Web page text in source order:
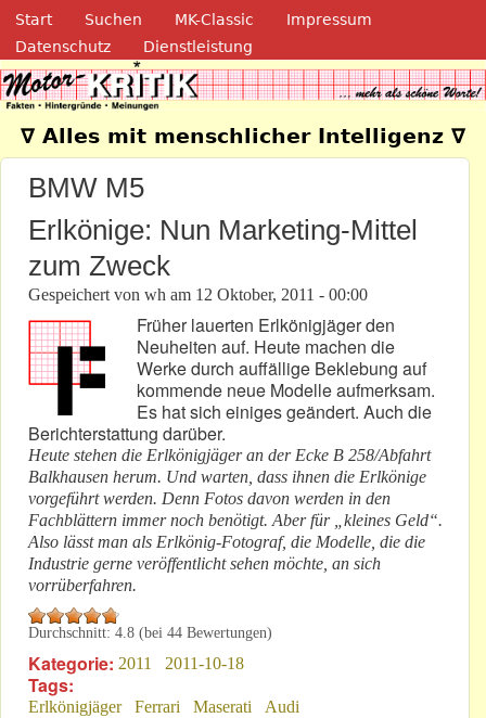
Direkt zum Inhalt
Navigation
Start Suchen MK-Classic
Impressum
Datenschutz
Dienstleistung
Motor-Kritik.de
∇ Alles mit menschlicher Intelligenz ∇
BMW M5
Erlkönige: Nun Marketing-Mittel
zum Zweck
Gespeichert von wh am 12 Oktober, 2011 - 00:00
Früher lauerten Erlkönigjäger den
Neuheiten auf. Heute machen die
Werke durch auffällige Beklebung auf
kommende neue Modelle aufmerksam.
Es hat sich einiges geändert. Auch die
Berichterstattung darüber.
Heute stehen die Erlkönigjäger an der Ecke B 258/Abfahrt
Balkhausen herum. Und warten, dass ihnen die Erlkönige
vorgeführt werden. Denn Fotos davon werden in den
Fachblättern immer noch benötigt. Aber für „kleines Geld“.
Also lässt man als Erlkönig-Fotograf, die Modelle, die die
Industrie gerne veröffentlicht sehen möchte, an sich
vorrüberfahren.
Durchschnitt: 4.8 (bei 44 Bewertungen)
Kategorie: 2011 2011-10-18
Tags:
Erlkönigjäger Ferrari Maserati
Audi